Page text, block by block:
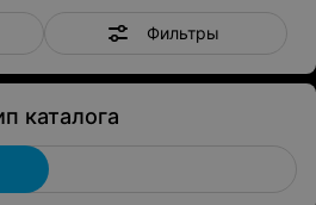
Фильтры
каталога